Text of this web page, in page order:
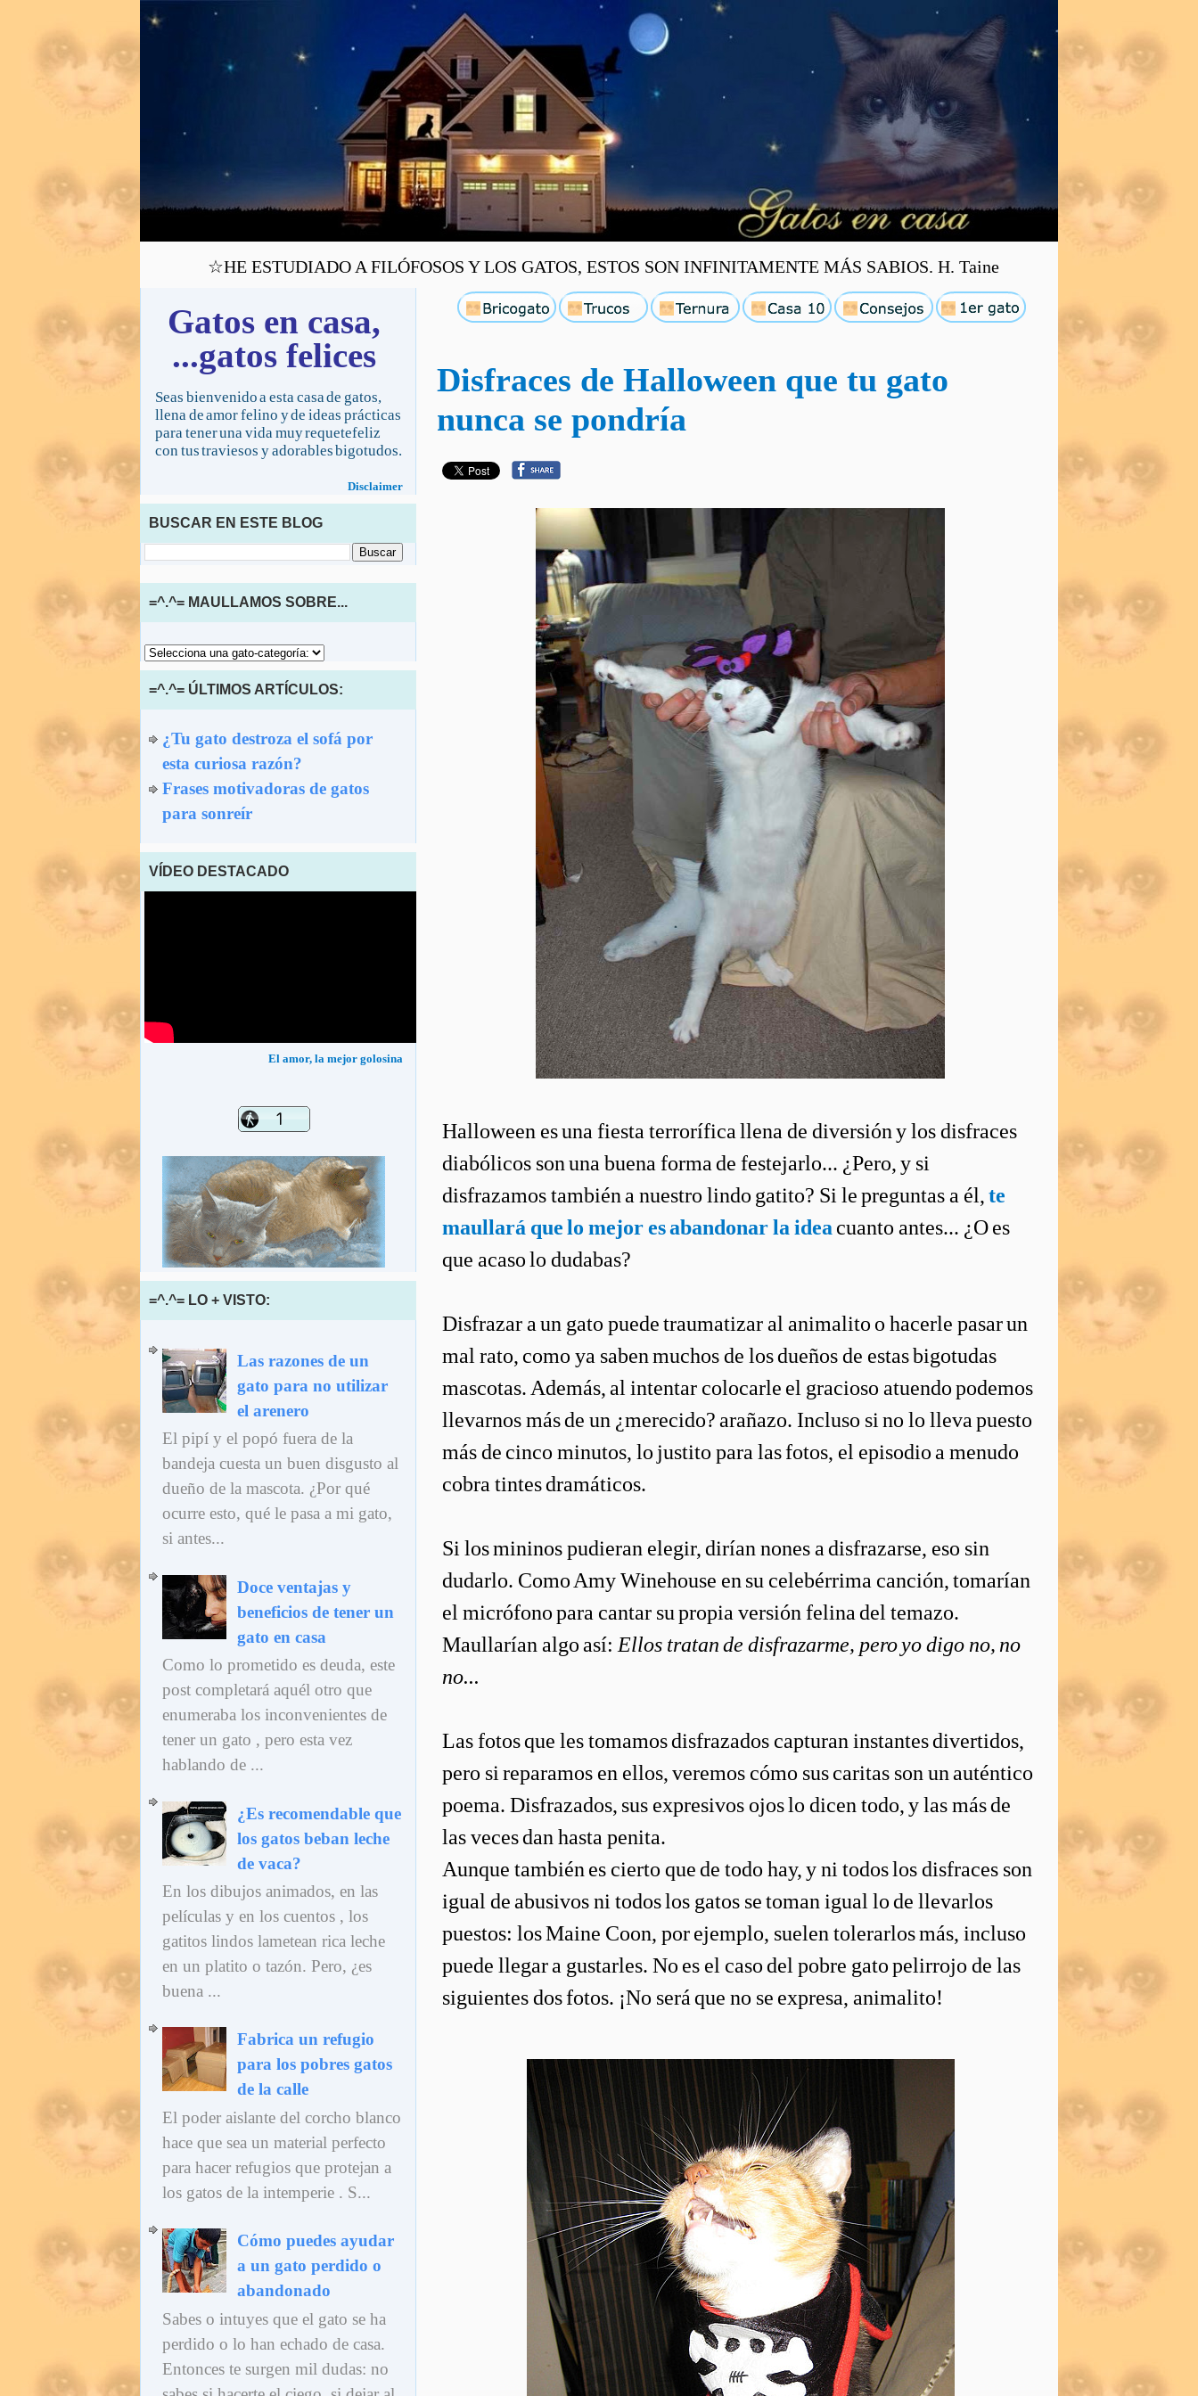
☆HE ESTUDIADO A FILÓFOSOS Y LOS GATOS, ESTOS SON INFINITAMENTE MÁS SABIOS. H. Taine
Disfraces de Halloween que tu gato
nunca se pondría
Halloween es una fiesta terrorífica llena de diversión y los disfraces
diabólicos son una buena forma de festejarlo... ¿Pero, y si
disfrazamos también a nuestro lindo gatito? Si le preguntas a él,te
maullará que lo mejor es abandonar la idea cuanto antes... ¿O es
que acaso lo dudabas?
Disfrazar a un gato puede traumatizar al animalito o hacerle pasar un
mal rato, como ya saben muchos de los dueños de estas bigotudas
mascotas. Además, al intentar colocarle el gracioso atuendo podemos
llevarnos más de un ¿merecido? arañazo. Incluso si no lo lleva puesto
más de cinco minutos, lo justito para las fotos, el episodio a menudo
cobra tintes dramáticos.
Si los mininos pudieran elegir, dirían nones a disfrazarse, eso sin
dudarlo. Como Amy Winehouse en su celebérrima canción, tomarían
el micrófono para cantar su propia versión felina del temazo.
Maullarían algo así: Ellos tratan de disfrazarme, pero yo digo no, no
no...
Las fotos que les tomamos disfrazados capturan instantes divertidos,
pero si reparamos en ellos, veremos cómo sus caritas son un auténtico
poema. Disfrazados, sus expresivos ojos lo dicen todo, y las más de
las veces dan hasta penita.
Aunque también es cierto que de todo hay, y ni todos los disfraces son
igual de abusivos ni todos los gatos se toman igual lo de llevarlos
puestos: los Maine Coon, por ejemplo, suelen tolerarlos más, incluso
puede llegar a gustarles. No es el caso del pobre gato pelirrojo de las
siguientes dos fotos. ¡No será que no se expresa, animalito!
Gatos en casa,
...gatos felices
Seas bienvenido a esta casa de gatos,
llena de amor felino y de ideas prácticas
para tener una vida muy requetefeliz
con tus traviesos y adorables bigotudos.
Disclaimer
BUSCAR EN ESTE BLOG
=^.^= MAULLAMOS SOBRE...
=^.^= ÚLTIMOS ARTÍCULOS:
¿Tu gato destroza el sofá por
esta curiosa razón?
Frases motivadoras de gatos
para sonreír
VÍDEO DESTACADO
El amor, la mejor golosina
=^.^= LO + VISTO:
Las razones de un
gato para no utilizar
el arenero
El pipí y el popó fuera de la
bandeja cuesta un buen disgusto al
dueño de la mascota. ¿Por qué
ocurre esto, qué le pasa a mi gato,
si antes...
Doce ventajas y
beneficios de tener un
gato en casa
Como lo prometido es deuda, este
post completará aquél otro que
enumeraba los inconvenientes de
tener un gato , pero esta vez
hablando de ...
¿Es recomendable que
los gatos beban leche
de vaca?
En los dibujos animados, en las
películas y en los cuentos , los
gatitos lindos lametean rica leche
en un platito o tazón. Pero, ¿es
buena ...
Fabrica un refugio
para los pobres gatos
de la calle
El poder aislante del corcho blanco
hace que sea un material perfecto
para hacer refugios que protejan a
los gatos de la intemperie . S...
Cómo puedes ayudar
a un gato perdido o
abandonado
Sabes o intuyes que el gato se ha
perdido o lo han echado de casa.
Entonces te surgen mil dudas: no